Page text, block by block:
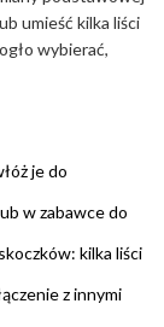
umieść kilka liści
wybierać,
je do
w zabawce do
kilka liści
z innymi